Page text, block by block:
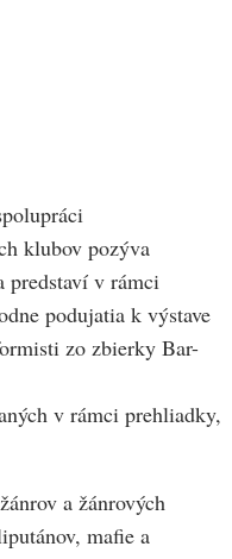
klubov pozýva
predstaví v rámci
podujatia k výstave
zo zbierky Bar-
v rámci prehliadky,
a žánrových
mafie a